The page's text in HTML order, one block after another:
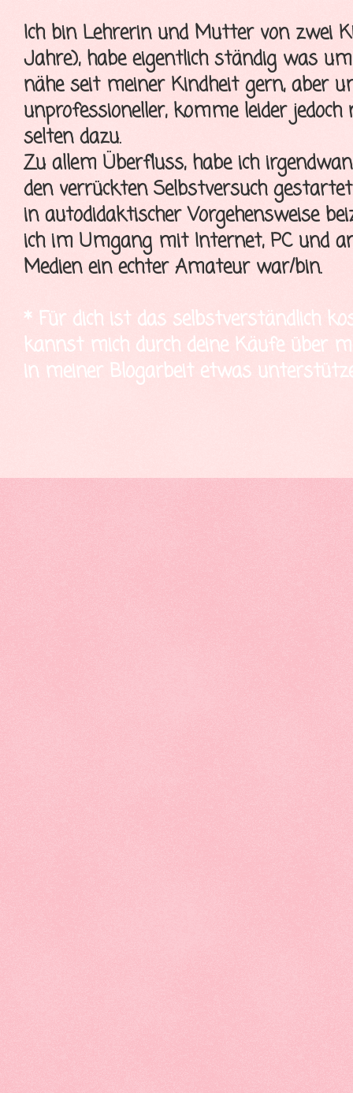
Ich bin Lehrerin und Mutter von zwei
Jahre), habe eigentlich ständig was
nähe seit meiner Kindheit gern, aber
unprofessioneller, komme leider
selten dazu.
Zu allem Überfluss, habe ich
den verrückten Selbstversuch
in autodidaktischer Vorgehensweise
ich im Umgang mit Internet, PC und
Medien ein echter Amateur war/bin.
* Für dich ist das selbstverständlich
kannst mich durch deine Käufe über
in meiner Blogarbeit etwas